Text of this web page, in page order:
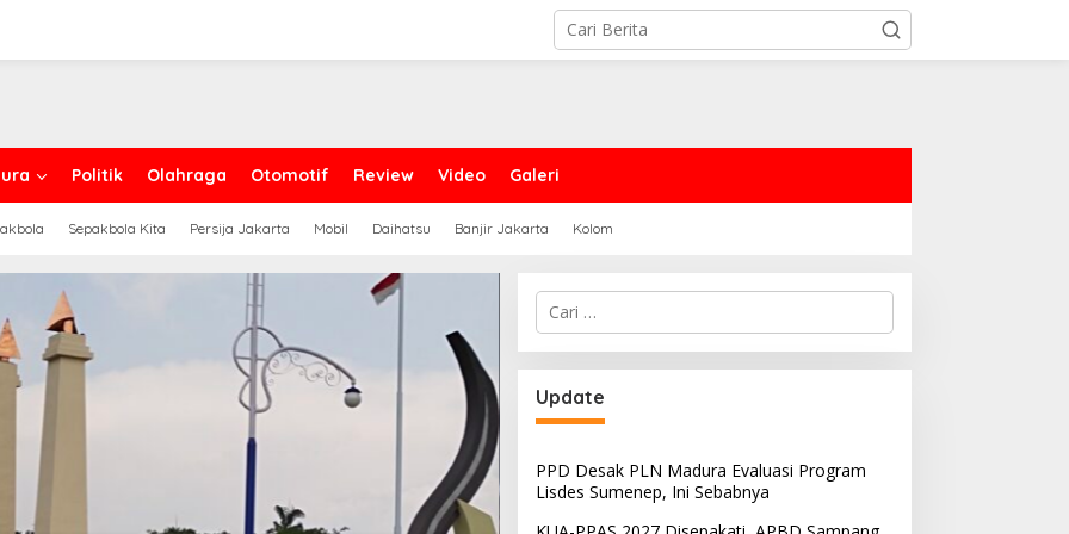
Politik Olahraga Otomotif Review Video Galeri
Sepakbola Kita Persija Jakarta Mobil Daihatsu Banjir Jakarta Kolom
Cari
untuk:
Update
PPD Desak PLN Madura Evaluasi Program
Lisdes Sumenep, Ini Sebabnya